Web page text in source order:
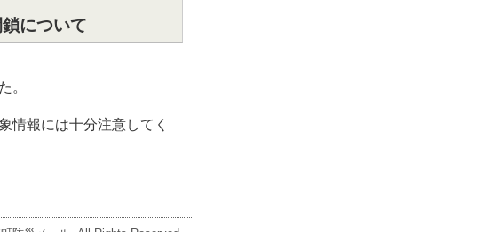
について
。
情報には十分注意してく